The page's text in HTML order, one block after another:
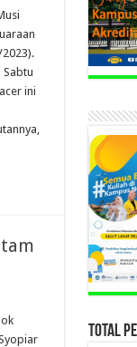
Sabtu
ini
TOTAL